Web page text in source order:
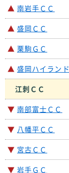
▲ 南岩手ＣＣ
▲ 盛岡ＣＣ
▲ 栗駒ＧＣ
▲ 盛岡ハイランド
江刺ＣＣ
▼ 南部富士ＣＣ
▼ 八幡平ＣＣ
▼ 宮古ＣＣ
▼ 岩手ＧＣ